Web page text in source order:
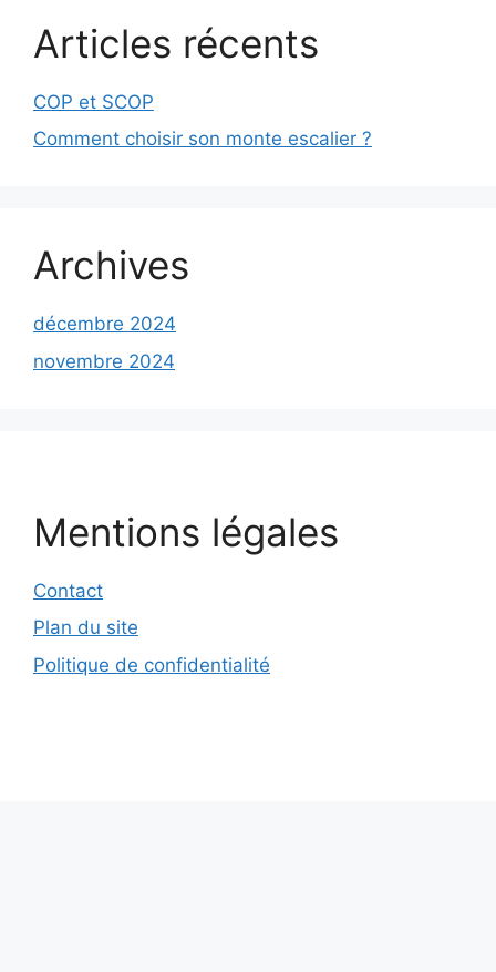
Articles récents
COP et SCOP
Comment choisir son monte escalier ?
Archives
décembre 2024
novembre 2024
Mentions légales
Contact
Plan du site
Politique de confidentialité